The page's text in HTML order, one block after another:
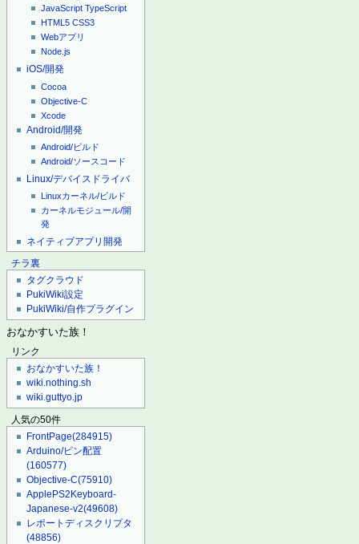
JavaScript TypeScript
HTML5 CSS3
Webアプリ
Node.js
iOS/開発
Cocoa
Objective-C
Xcode
Android/開発
Android/ビルド
Android/ソースコード
Linux/デバイスドライバ
Linuxカーネル/ビルド
カーネルモジュール/開
発
ネイティブアプリ開発
チラ裏
タグクラウド
PukiWiki設定
PukiWiki/自作プラグイン
おなかすいた族！
リンク
おなかすいた族！
wiki.nothing.sh
wiki.guttyo.jp
人気の50件
FrontPage(284915)
Arduino/ピン配置
(160577)
Objective-C(75910)
ApplePS2Keyboard-
Japanese-v2(49608)
レポートディスクリプタ
(48856)